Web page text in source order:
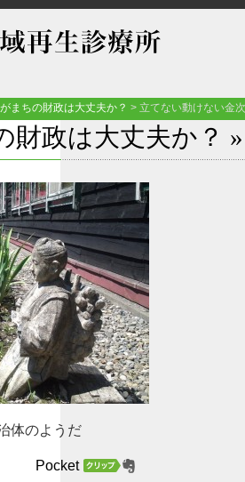
まちの財政は大丈夫か？ > 立てない動けない金
財政は大丈夫か？
体のようだ
Pocket